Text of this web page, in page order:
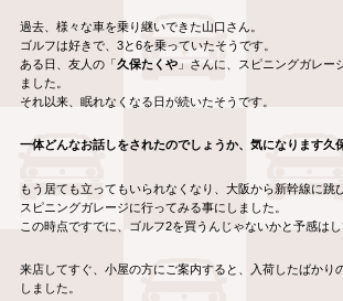
過去、様々な車を乗り継いできた山口さん。
ゴルフは好きで、3と6を乗っていたそうです。
ある日、友人の「久保たくや」さんに、スピニングガレー
ました。
それ以来、眠れなくなる日が続いたそうです。
一体どんなお話しをされたのでしょうか、気になります久
もう居ても立ってもいられなくなり、大阪から新幹線に跳
スピニングガレージに行ってみる事にしました。
この時点ですでに、ゴルフ2を買うんじゃないかと予感はし
来店してすぐ、小屋の方にご案内すると、入荷したばかり
しました。